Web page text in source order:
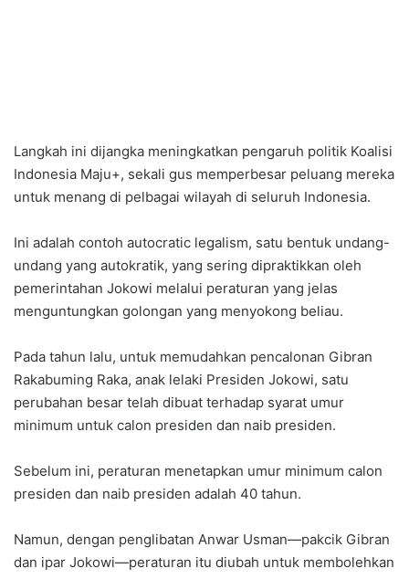
Langkah ini dijangka meningkatkan pengaruh politik Koalisi
Indonesia Maju+, sekali gus memperbesar peluang mereka
untuk menang di pelbagai wilayah di seluruh Indonesia.
Ini adalah contoh autocratic legalism, satu bentuk undang-
undang yang autokratik, yang sering dipraktikkan oleh
pemerintahan Jokowi melalui peraturan yang jelas
menguntungkan golongan yang menyokong beliau.
Pada tahun lalu, untuk memudahkan pencalonan Gibran
Rakabuming Raka, anak lelaki Presiden Jokowi, satu
perubahan besar telah dibuat terhadap syarat umur
minimum untuk calon presiden dan naib presiden.
Sebelum ini, peraturan menetapkan umur minimum calon
presiden dan naib presiden adalah 40 tahun.
Namun, dengan penglibatan Anwar Usman—pakcik Gibran
dan ipar Jokowi—peraturan itu diubah untuk membolehkan